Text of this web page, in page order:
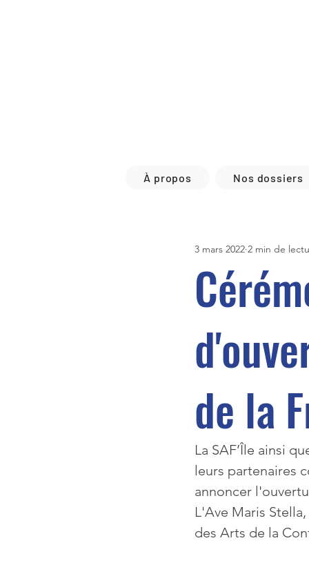
À propos Nos dossiers
de la
3 mars 2022 2 min de
La SAF’Île ainsi
leurs partenaires
annoncer
L'Ave Maris
des Arts de la